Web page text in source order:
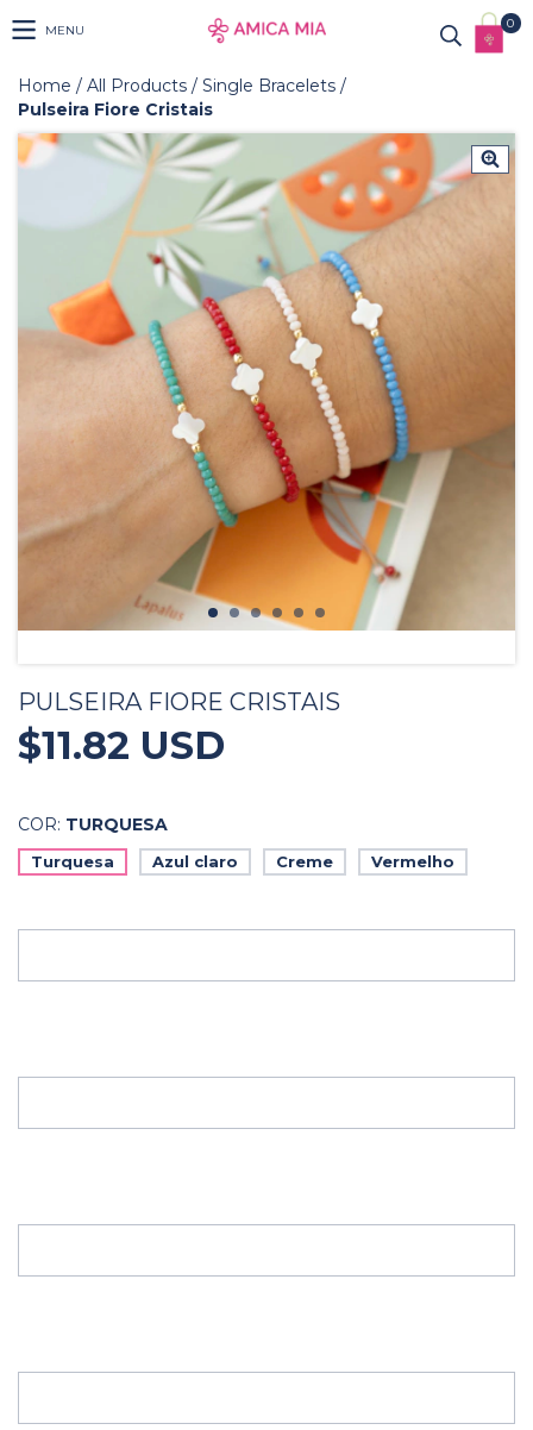
MENU 0
Home / All Products / Single Bracelets /
Pulseira Fiore Cristais
PULSEIRA FIORE CRISTAIS
$11.82 USD
COR: TURQUESA
Turquesa Azul claro Creme Vermelho